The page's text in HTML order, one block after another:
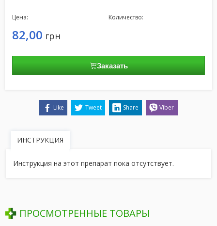
Цена:
82,00 грн
Количество:
Заказать
Like Tweet Share Viber
ИНСТРУКЦИЯ
Инструкция на этот препарат пока отсутствует.
ПРОСМОТРЕННЫЕ ТОВАРЫ